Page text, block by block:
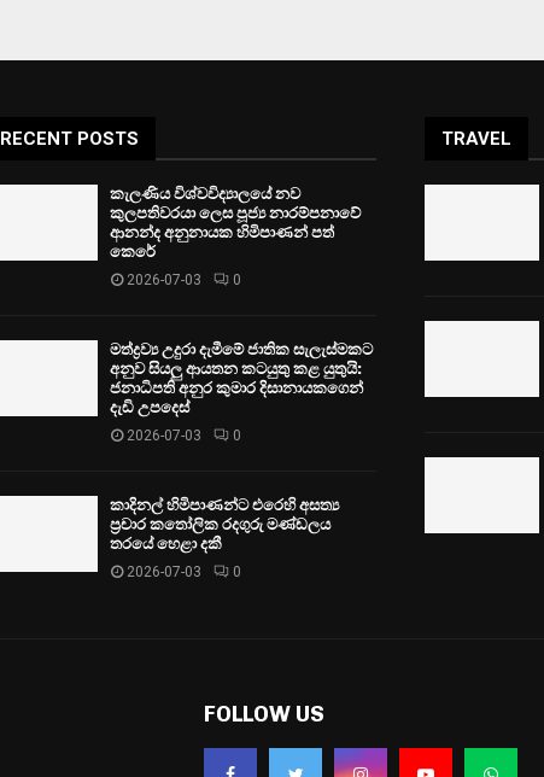
RECENT POSTS
කැලණිය විශ්වවිද්‍යාලයේ නව
කුලපතිවරයා ලෙස පූජ්‍ය නාරම්පනාවේ
ආනන්ද අනුනායක හිමිපාණන් පත්
කෙරේ
2026-07-03 0
මත්ද්‍රව්‍ය උදුරා දැමීමේ ජාතික සැලැස්මකට
අනුව සියලු ආයතන කටයුතු කළ යුතුයි:
ජනාධිපති අනුර කුමාර දිසානායකගෙන්
දැඩි උපදෙස්
2026-07-03 0
කාදිනල් හිමිපාණන්ට එරෙහි අසත්‍ය
ප්‍රචාර කතෝලික රදගුරු මණ්ඩලය
තරයේ හෙළා දකී
2026-07-03 0
TRAVEL
FOLLOW US